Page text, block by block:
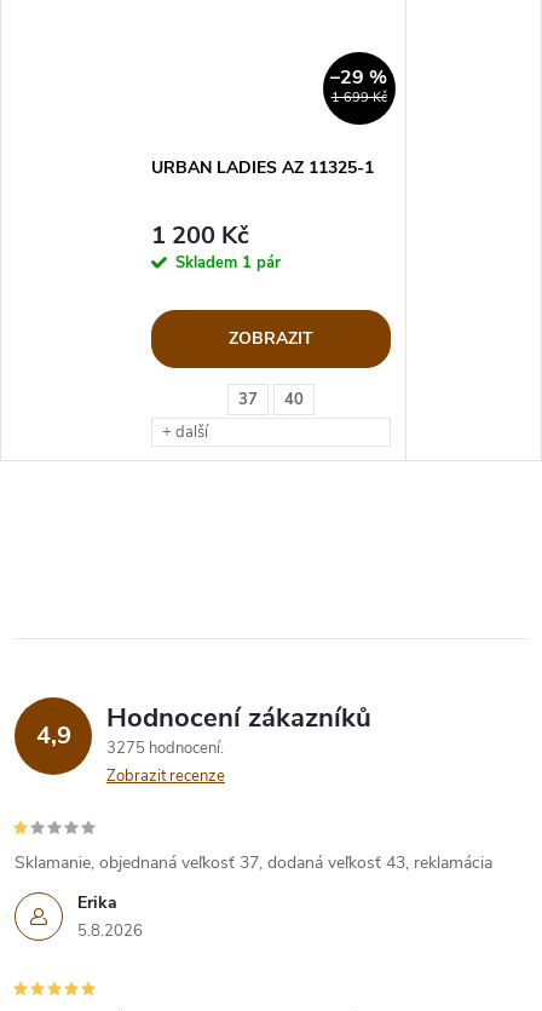
1 699 Kč
–29 %
37
40
+ další
URBAN LADIES AZ 11325-1
1 200 Kč
Skladem 1 pár
ZOBRAZIT
4,9 Hodnocení zákazníků
3275 hodnocení
Zobrazit recenze
Erika
5.8.2026
Sklamanie, objednaná veľkosť 37, dodaná veľkosť 43, reklamácia